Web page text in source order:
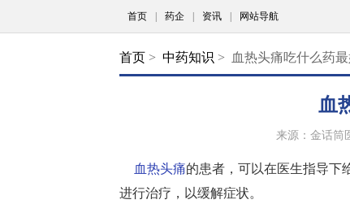
首页 药企 资讯 网站导航
首页 > 中药知识 > 血热头痛吃什么药
血
来源：金话筒
血热头痛的患者，可以在医生指导下
进行治疗，以缓解症状。